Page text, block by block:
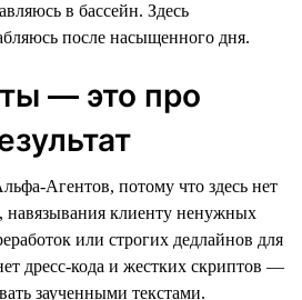
в бассейн. Здесь
после насыщенного дня.
— это про
Агентов, потому что здесь нет
навязывания клиенту ненужных
или строгих дедлайнов для
дресс-кода и жестких скриптов —
заученными текстами.